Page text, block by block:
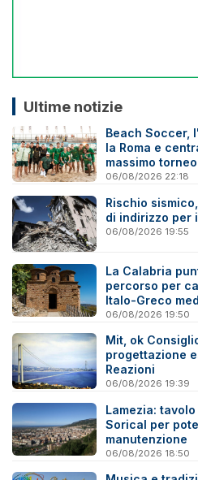
Ultime notizie
Beach Soccer,
la Roma e
massimo
06/08/2026 22:18
Rischio
di indirizzo per
06/08/2026 19:55
La Calabria
percorso per
Italo-Greco
06/08/2026 19:50
Mit, ok
progettazione
Reazioni
06/08/2026 19:39
Lamezia:
Sorical per
manutenzione
06/08/2026 18:50